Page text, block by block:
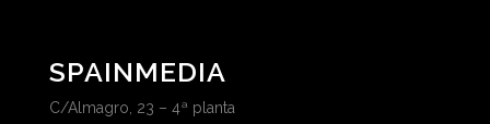
SPAINMEDIA
C/Almagro, 23 – 4ª planta